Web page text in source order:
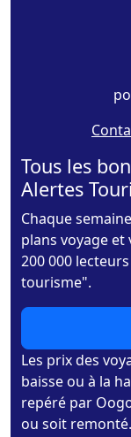
Tous les
Alertes
Chaque
plans voyage et
200 000
tourisme".
Les prix des
baisse ou à la
repéré par
ou soit